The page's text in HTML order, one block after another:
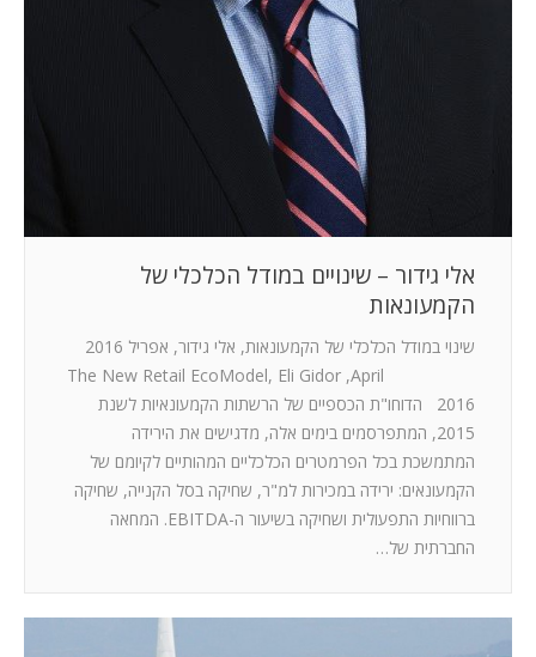
אלי גידור – שינויים במודל הכלכלי של
הקמעונאות
שינוי במודל הכלכלי של הקמעונאות, אלי גידור, אפריל 2016
The New Retail EcoModel, Eli Gidor ,April
2016 הדוחו"ת הכספיים של הרשתות הקמעונאיות לשנת
2015, המתפרסמים בימים אלה, מדגישים את הירידה
המתמשכת בכל הפרמטרים הכלכליים המהותיים לקיומם של
הקמעונאים: ירידה במכירות למ"ר, שחיקה בסל הקנייה, שחיקה
ברווחיות התפעולית ושחיקה בשיעור ה-EBITDA. המחאה
החברתית של…